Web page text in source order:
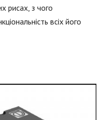
рисах, з чого
всіх його